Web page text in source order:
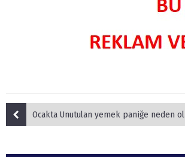
Ocakta Unutulan yemek paniğe neden oldu.